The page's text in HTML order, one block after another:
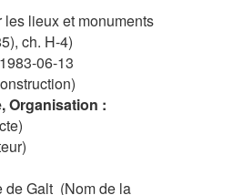
les lieux et monuments
ch. H-4)
1983-06-13
Organisation :
de Galt (Nom de la